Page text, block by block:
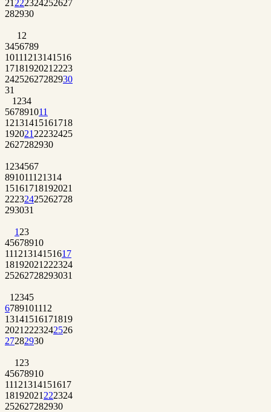
21 222324252627
282930
1 2
3456789
10111213141516
1718192021 2223
24252627282930
31
1 234
567891011
12131415161718
192021 22232425
2627282930
1 234567
891011121314
15161718192021
22232425262728
293031
1 23
45678910
11121314151617
18192021 222324
25262728293031
1 2345
6789101112
13141516171819
2021 2223242526
27282930
1 23
45678910
11121314151617
18192021 222324
252627282930